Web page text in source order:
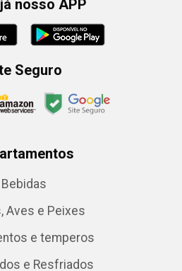
nosso APP
Seguro
Bebidas
Aves e Peixes
e temperos
e Resfriados